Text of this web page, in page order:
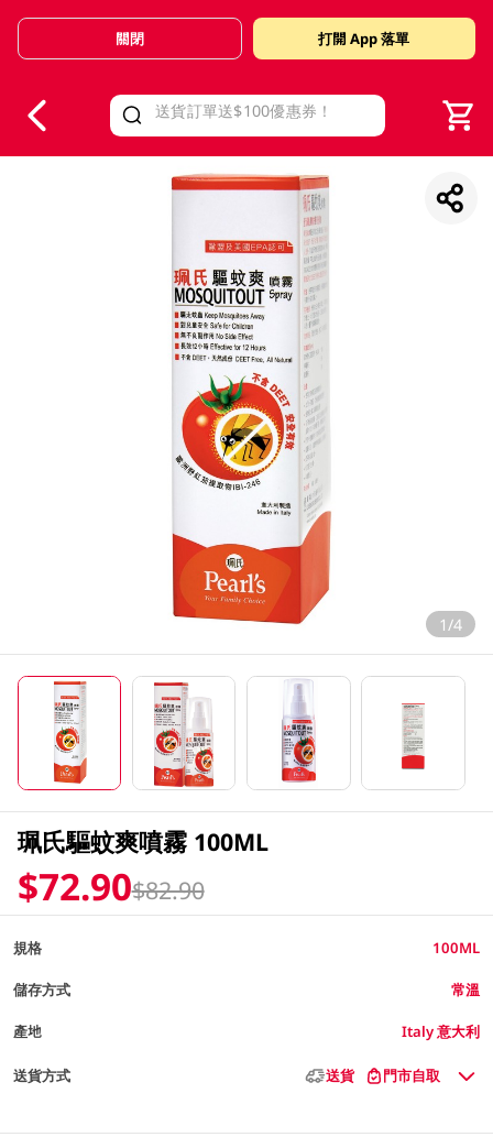
Valid Until 30 June 2026
關閉 打開 App 落單
1/4
珮氏驅蚊爽噴霧 100ML
$72.90$82.90
規格 100ML
儲存方式 常溫
產地 Italy 意大利
送貨方式 送貨 門市自取